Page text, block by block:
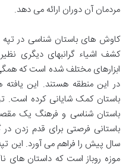
مردمان آن دوران ارائه می دهد.
کاوش های باستان شناسی در تپه
کشف اشیاء گرانبهای دیگری
ابزارهای مختلف شده است که
در این منطقه هستند. این یافته
باستان کمک شایانی کرده است.
باستان شناسی و فرهنگ یک
باستانی فرصتی برای قدم زدن
سال پیش را فراهم می آورد. این
موزه روباز است که داستان های